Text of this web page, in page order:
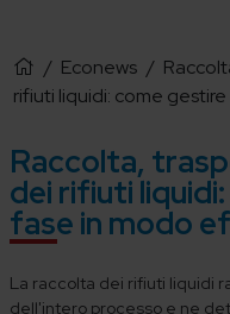
/ Econews /
rifiuti liquidi: come
Raccolta,
dei rifiuti
fase in modo
La raccolta dei rifiuti liquidi
dell'intero processo e ne